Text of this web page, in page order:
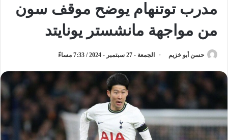
مدرب توتنهام يوضح موقف سون
من مواجهة مانشستر يونايتد
حسن أبو خزيم الجمعة - 27 سبتمبر - 2024 / 7:33 مساءً